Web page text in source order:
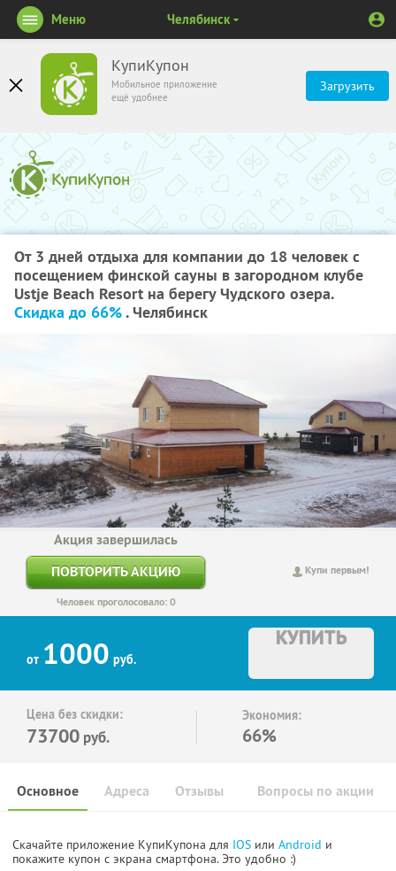
КупиКупон
Мобильное приложение
ещё удобнее
Загрузить
Меню Челябинск
От 3 дней отдыха для компании до 18 человек с
посещением финской сауны в загородном клубе
Ustje Beach Resort на берегу Чудского озера.
Скидка до 66%. Челябинск
Купи первым!
Акция завершилась
ПОВТОРИТЬ АКЦИЮ
Человек проголосовало: 0
от 1000 руб.
КУПИТЬ
Цена без скидки:
73700 руб.
Экономия:
66%
Основное Отзывы Вопросы по акции
Адреса
Скачайте приложение КупиКупона для IOS или Android и
покажите купон с экрана смартфона. Это удобно :)